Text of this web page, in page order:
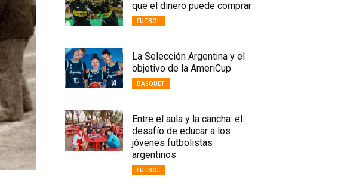
que el dinero puede comprar
FÚTBOL
La Selección Argentina y el
objetivo de la AmeriCup
BÁSQUET
Entre el aula y la cancha: el
desafío de educar a los
jóvenes futbolistas
argentinos
FÚTBOL